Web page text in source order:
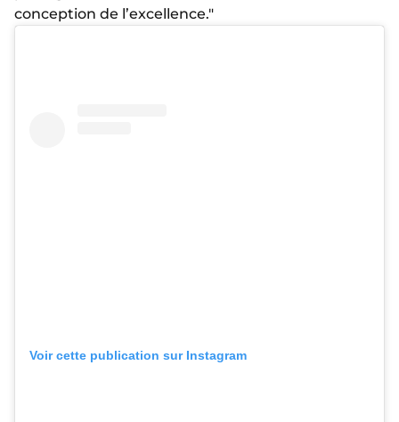
conception de l’excellence."
Voir cette publication sur Instagram